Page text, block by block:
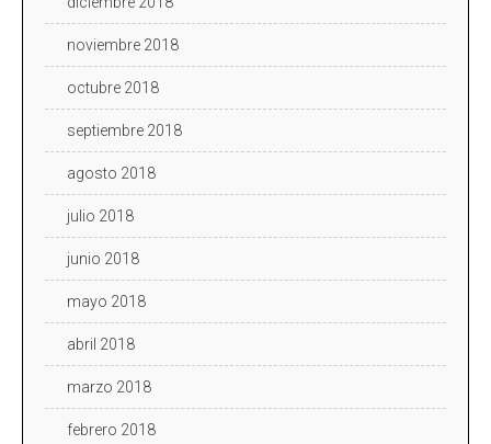
noviembre 2018
octubre 2018
septiembre 2018
agosto 2018
julio 2018
junio 2018
mayo 2018
abril 2018
marzo 2018
febrero 2018